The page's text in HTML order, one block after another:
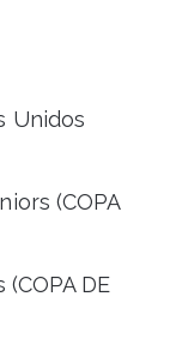
Unidos
(COPA
(COPA DE